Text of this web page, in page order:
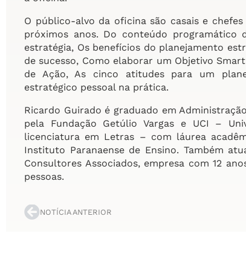
O público-alvo da oficina são casais e
próximos anos. Do conteúdo
estratégia, Os benefícios do planejamento
de sucesso, Como elaborar um Objetivo
de Ação, As cinco atitudes para um
estratégico pessoal na prática.
Ricardo Guirado é graduado em
pela Fundação Getúlio Vargas e UCI –
licenciatura em Letras – com láurea
Instituto Paranaense de Ensino. Também
Consultores Associados, empresa com 12
pessoas.
NOTÍCIA ANTERIOR